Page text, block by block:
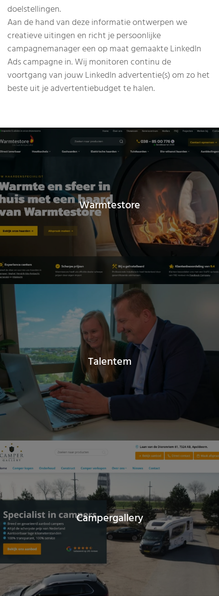
doelstellingen.
Aan de hand van deze informatie ontwerpen we
creatieve uitingen en richt je persoonlijke
campagnemanager een op maat gemaakte LinkedIn
Ads campagne in. Wij monitoren continu de
voortgang van jouw LinkedIn advertentie(s) om zo het
beste uit je advertentiebudget te halen.
Warmtestore
Talentem
Campergallery